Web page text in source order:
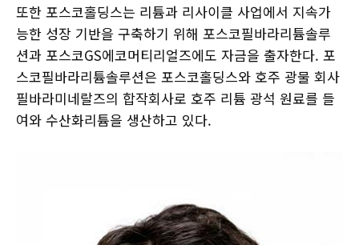
또한 포스코홀딩스는 리튬과 리사이클 사업에서 지속가
능한 성장 기반을 구축하기 위해 포스코필바라리튬솔루
션과 포스코GS에코머티리얼즈에도 자금을 출자한다. 포
스코필바라리튬솔루션은 포스코홀딩스와 호주 광물 회사
필바라미네랄즈의 합작회사로 호주 리튬 광석 원료를 들
여와 수산화리튬을 생산하고 있다.